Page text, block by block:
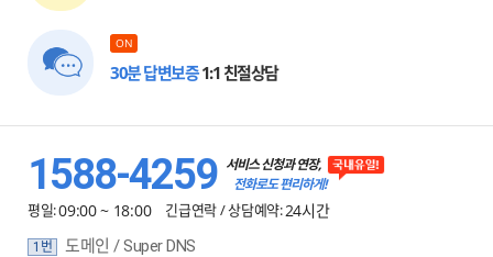
ON
30분 답변보증1:1 친절상담
1588-4259 서비스 신청과 연장,
전화로도 편리하게!
평일:09:00 ~ 18:00 긴급연락 / 상담예약:24시간
1번 도메인 / Super DNS